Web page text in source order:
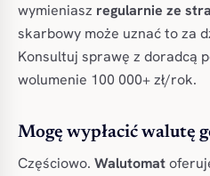
wymieniasz regularnie ze
skarbowy może uznać to za
Konsultuj sprawę z doradcą
wolumenie 100 000+ zł/rok.
Mogę wypłacić walutę
Częściowo. Walutomat